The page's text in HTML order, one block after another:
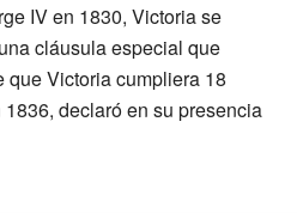
IV en 1830, Victoria se
cláusula especial que
que Victoria cumpliera 18
declaró en su presencia